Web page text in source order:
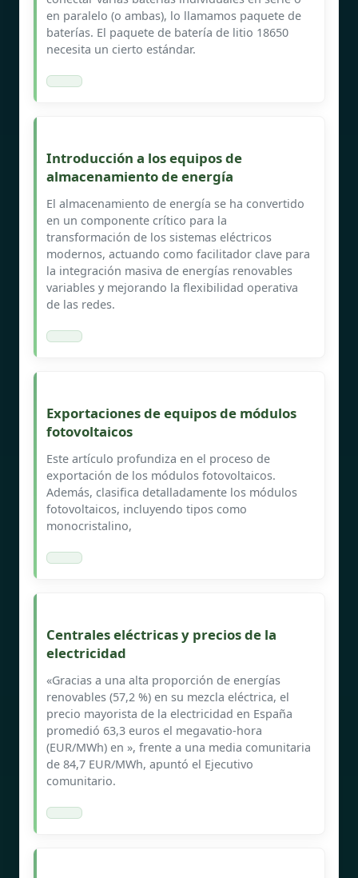
en paralelo (o ambas), lo llamamos paquete de
baterías. El paquete de batería de litio 18650
necesita un cierto estándar.
Introducción a los equipos de
almacenamiento de energía
El almacenamiento de energía se ha convertido
en un componente crítico para la
transformación de los sistemas eléctricos
modernos, actuando como facilitador clave para
la integración masiva de energías renovables
variables y mejorando la flexibilidad operativa
de las redes.
Exportaciones de equipos de módulos
fotovoltaicos
Este artículo profundiza en el proceso de
exportación de los módulos fotovoltaicos.
Además, clasifica detalladamente los módulos
fotovoltaicos, incluyendo tipos como
monocristalino,
Centrales eléctricas y precios de la
electricidad
«Gracias a una alta proporción de energías
renovables (57,2 %) en su mezcla eléctrica, el
precio mayorista de la electricidad en España
promedió 63,3 euros el megavatio-hora
(EUR/MWh) en », frente a una media comunitaria
de 84,7 EUR/MWh, apuntó el Ejecutivo
comunitario.